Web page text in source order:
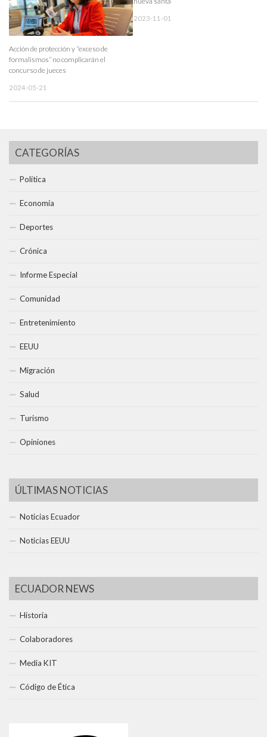
Acción de protección y “exceso de
formalismos” no complicarán el
concurso de jueces
2024-05-21
2023-11-01
CATEGORÍAS
Política
Economía
Deportes
Crónica
Informe Especial
Comunidad
Entretenimiento
EEUU
Migración
Salud
Turismo
Opiniones
ÚLTIMAS NOTICIAS
Noticias Ecuador
Noticias EEUU
ECUADOR NEWS
Historia
Colaboradores
Media KIT
Código de Ética